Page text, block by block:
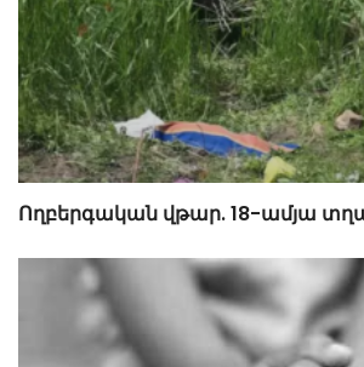
Ողբերգական վթար. 18-ամյա